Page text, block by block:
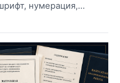
нумерация,
приложения, частые
сдачей.